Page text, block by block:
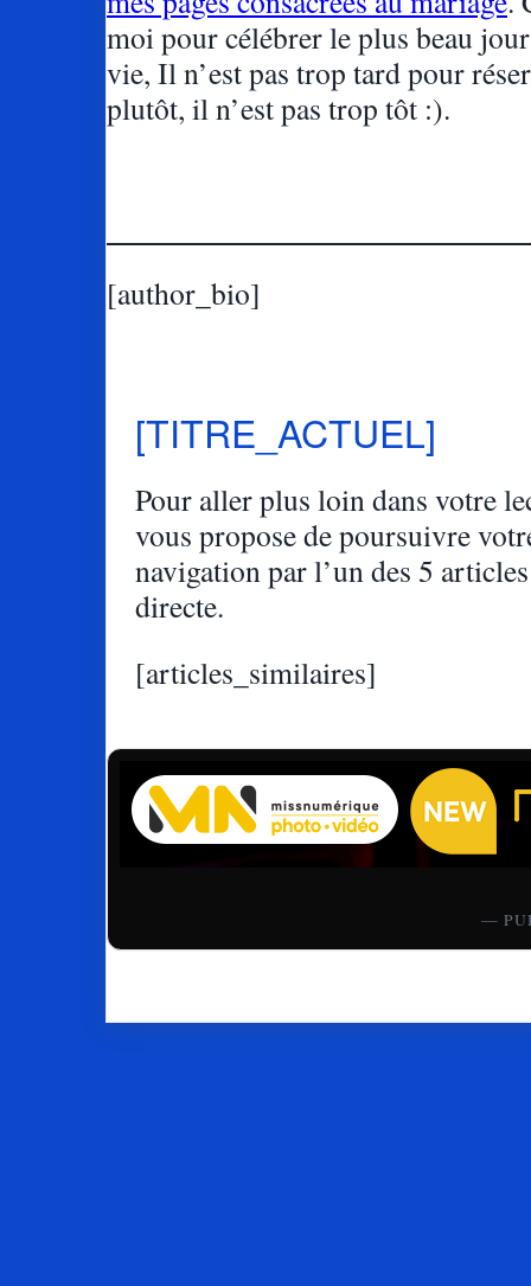
moi pour célébrer le plus beau
vie, Il n’est pas trop tard pour
plutôt, il n’est pas trop tôt :).
[author_bio]
[TITRE_ACTUEL]
Pour aller plus loin dans votre
vous propose de poursuivre
navigation par l’un des 5
directe.
[articles_similaires]
—